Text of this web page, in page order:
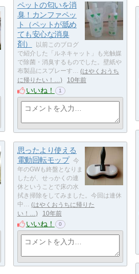
ペットの匂いを消
臭！カンファペッ
ト（ペットが舐め
ても安心な消臭
剤）
以前このブログ
で紹介した「ルネキャット」も光触媒
で除菌・消臭するものでした。壁紙や
布製品にスプレーす…
はやくおうち
に帰りたい！…
10年前
いいね！ 1
思ったより使える
電動回転モップ
今
年のGWも終盤となりま
したが、せっかくの連
休ということで床の水
拭き掃除をしてみました。今回は連休
中…
はやくおうちに帰りた
い！…
10年前
いいね！ 0